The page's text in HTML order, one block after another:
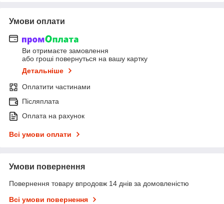
Умови оплати
Ви отримаєте замовлення
або гроші повернуться на вашу картку
Детальніше
Оплатити частинами
Післяплата
Оплата на рахунок
Всі умови оплати
Умови повернення
Повернення товару впродовж 14 днів за домовленістю
Всі умови повернення